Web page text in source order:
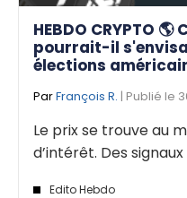
HEBDO CRYPTO
pourrait-il
élections
ParFrançois R. | Publié le
Le prix se trouve au
d’intérêt. Des
Edito Hebdo